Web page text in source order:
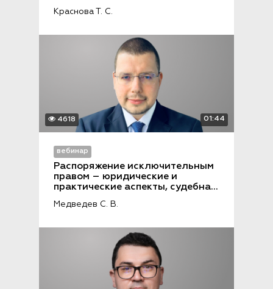
Краснова Т. С.
4618 01:44
вебинар
Распоряжение исключительным
правом – юридические и
практические аспекты, судебная
Медведев С. В.